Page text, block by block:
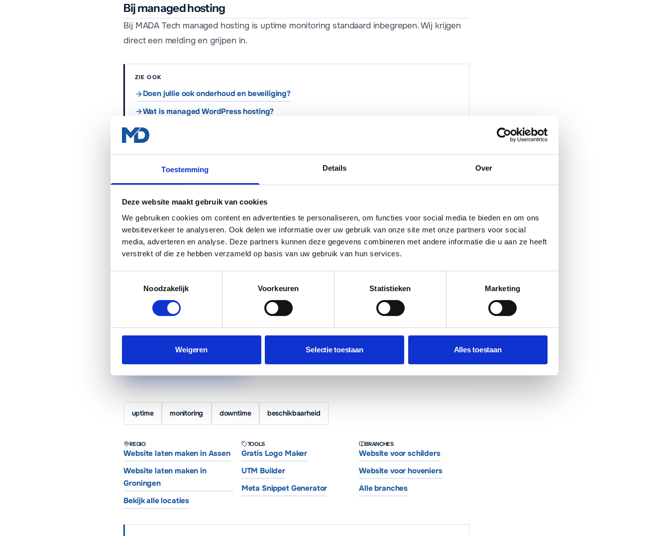
Toestemming Details Over
Deze website maakt gebruik van cookies
We gebruiken cookies om content en advertenties te personaliseren, om functies voor social media te bieden en om ons
websiteverkeer te analyseren. Ook delen we informatie over uw gebruik van onze site met onze partners voor social
media, adverteren en analyse. Deze partners kunnen deze gegevens combineren met andere informatie die u aan ze heeft
verstrekt of die ze hebben verzameld op basis van uw gebruik van hun services.
Noodzakelijk
Voorkeuren Statistieken Marketing
Weigeren Selectie toestaan Alles toestaan
Bij managed hosting
Bij MADA Tech managed hosting is uptime monitoring standaard inbegrepen. Wij krijgen
direct een melding en grijpen in.
ZIE OOK
Doen jullie ook onderhoud en beveiliging?
Wat is managed WordPress hosting?
Kopieer E-mail WhatsApp LinkedIn
Lead Developer & oprichter· 24 februari 2026
WANNEER MADA TECH INSCHAKELEN?
Je wilt het niet zelf doen of komt er niet uit
Je wilt doorlopend beheer en support
Je wilt hulp met onderhoud & beveiliging
€65 per maand inclusief managed hosting en basis SEO.
uptime monitoring downtime beschikbaarheid
REGIO
Website laten maken in Assen
Website laten maken in
Groningen
Bekijk alle locaties
TOOLS
Gratis Logo Maker
UTM Builder
Meta Snippet Generator
BRANCHES
Website voor schilders
Website voor hoveniers
Alle branches